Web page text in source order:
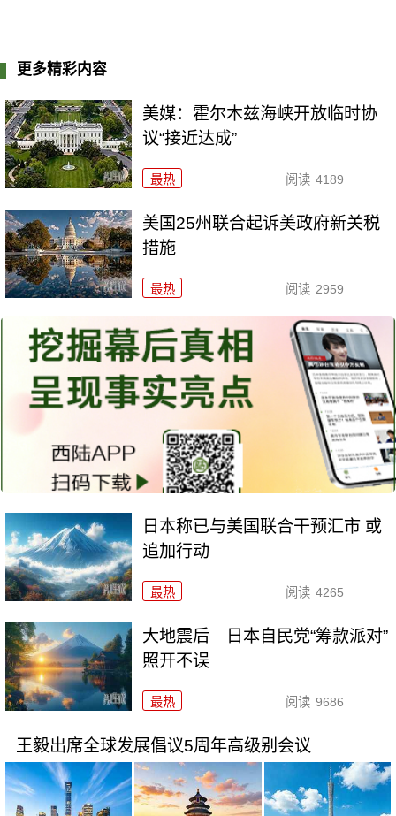
更多精彩内容
美媒：霍尔木兹海峡开放临时协
议“接近达成”
最热 阅读 4189
美国25州联合起诉美政府新关税
措施
最热 阅读 2959
日本称已与美国联合干预汇市 或
追加行动
最热 阅读 4265
大地震后 日本自民党“筹款派对”
照开不误
最热 阅读 9686
王毅出席全球发展倡议5周年高级别会议